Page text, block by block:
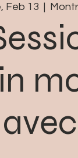
Feb 13
  |